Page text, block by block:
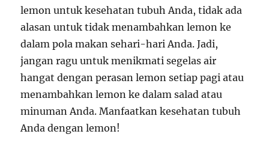
lemon untuk kesehatan tubuh Anda, tidak ada
alasan untuk tidak menambahkan lemon ke
dalam pola makan sehari-hari Anda. Jadi,
jangan ragu untuk menikmati segelas air
hangat dengan perasan lemon setiap pagi atau
menambahkan lemon ke dalam salad atau
minuman Anda. Manfaatkan kesehatan tubuh
Anda dengan lemon!